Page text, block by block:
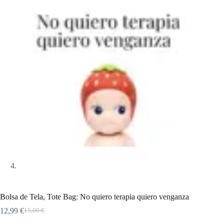
Bolsa de Tela, Tote Bag: No quiero terapia quiero venganza
15,00€
12,99 €